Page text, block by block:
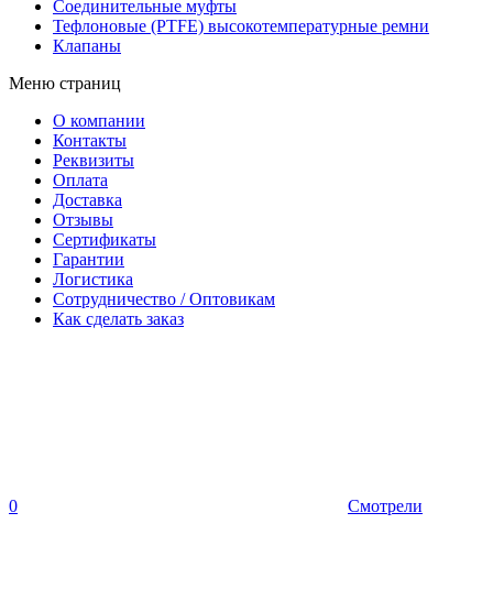
Соединительные муфты
Тефлоновые (PTFE) высокотемпературные ремни
Клапаны
Меню страниц
О компании
Контакты
Реквизиты
Оплата
Доставка
Отзывы
Сертификаты
Гарантии
Логистика
Сотрудничество / Оптовикам
Как сделать заказ
0 Смотрели